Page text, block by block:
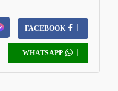
FACEBOOK
WHATSAPP